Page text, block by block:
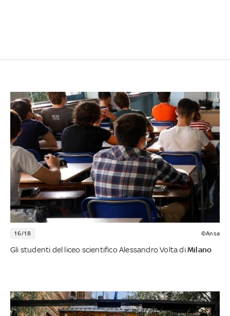
16/18 ©Ansa
Gli studenti del liceo scientifico Alessandro Volta diMilano